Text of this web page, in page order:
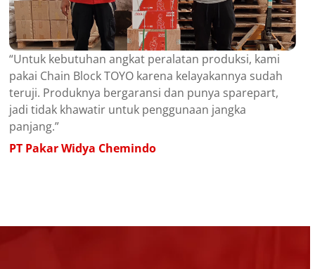
“Untuk kebutuhan angkat peralatan produksi, kami
pakai Chain Block TOYO karena kelayakannya sudah
teruji. Produknya bergaransi dan punya sparepart,
jadi tidak khawatir untuk penggunaan jangka
panjang.”
PT Pakar Widya Chemindo